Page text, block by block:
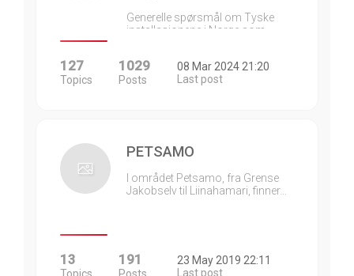
Generelle spørsmål om Tyske
installasjonene i Norge som…
127
Topics
1029
Posts
08 Mar 2024 21:20
Last post
PETSAMO
I området Petsamo, fra Grense
Jakobselv til Liinahamari, finner…
13 191
23 May 2019 22:11
Last post